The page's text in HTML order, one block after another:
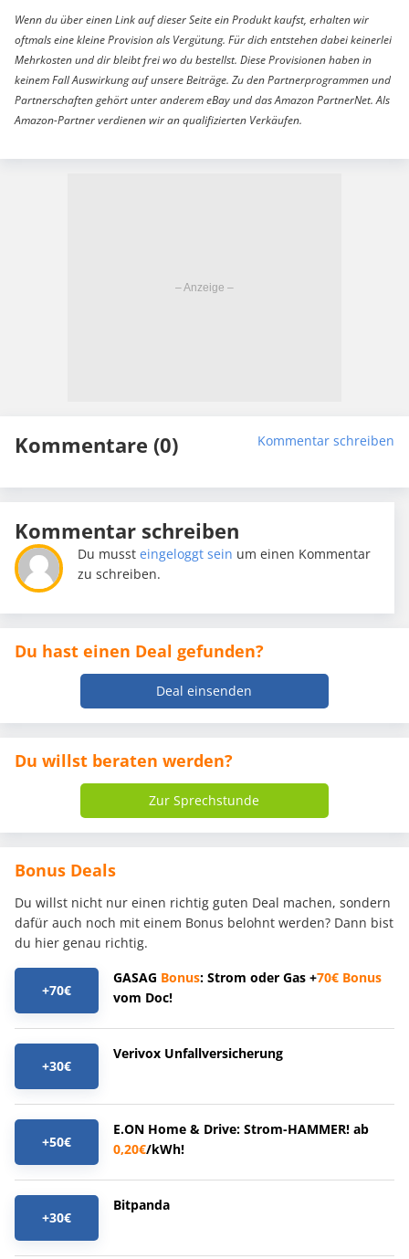
Wenn du über einen Link auf dieser Seite ein Produkt kaufst, erhalten wir
oftmals eine kleine Provision als Vergütung. Für dich entstehen dabei keinerlei
Mehrkosten und dir bleibt frei wo du bestellst. Diese Provisionen haben in
keinem Fall Auswirkung auf unsere Beiträge. Zu den Partnerprogrammen und
Partnerschaften gehört unter anderem eBay und das Amazon PartnerNet. Als
Amazon-Partner verdienen wir an qualifizierten Verkäufen.
Kommentare (0) Kommentar schreiben
Kommentar schreiben
Du mussteingeloggt sein um einen Kommentar
zu schreiben.
Du hast einen Deal gefunden?
Deal einsenden
Du willst beraten werden?
Zur Sprechstunde
Bonus Deals
Du willst nicht nur einen richtig guten Deal machen, sondern
dafür auch noch mit einem Bonus belohnt werden? Dann bist
du hier genau richtig.
+70€
GASAG Bonus: Strom oder Gas +70€ Bonus
vom Doc!
+30€
Verivox Unfallversicherung
+50€
E.ON Home & Drive: Strom-HAMMER! ab
0,20€/kWh!
+30€
Bitpanda